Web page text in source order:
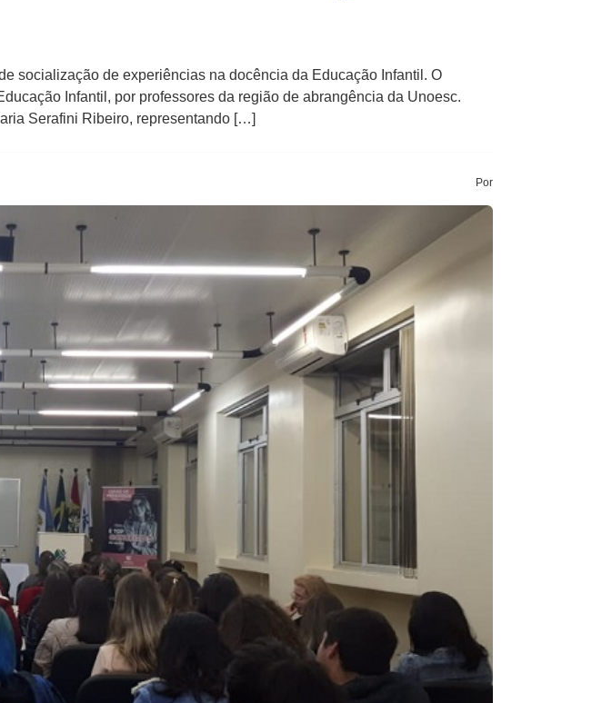
socialização de experiências na docência da Educação Infantil. O
Infantil, por professores da região de abrangência da Unoesc.
Serafini Ribeiro, representando […]
Por